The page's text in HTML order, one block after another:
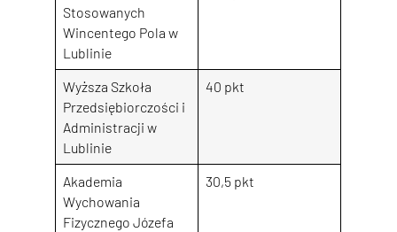
Stosowanych
Wincentego Pola w
Lublinie
Wyższa Szkoła
Przedsiębiorczości i
Administracji w
Lublinie
40 pkt
Akademia
Wychowania
Fizycznego Józefa
30,5 pkt